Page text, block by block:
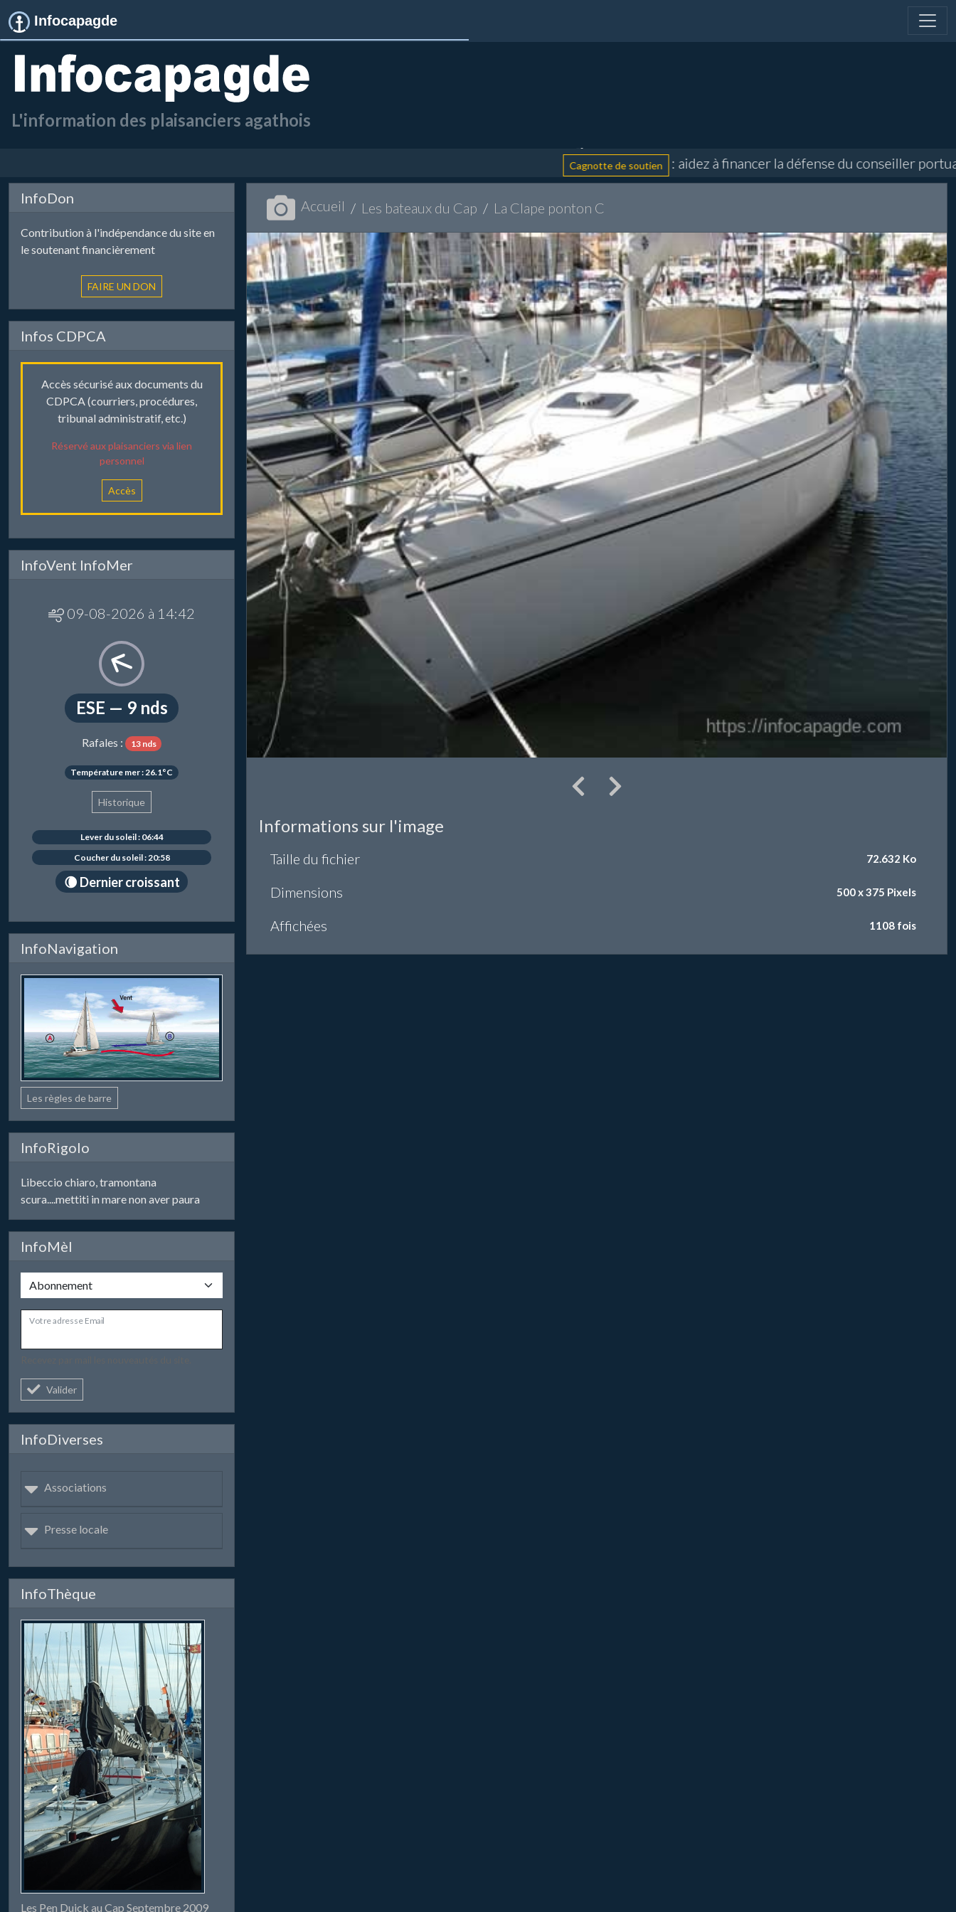
Infocapagde
L'information des plaisanciers agathois
Cagnotte de soutien : aidez à financer la défense du conseiller portuaire
InfoDon
Contribution à l'indépendance du site en
le soutenant financièrement
Infos CDPCA
Accès sécurisé aux documents du
CDPCA (courriers, procédures,
tribunal administratif, etc.)
Réservé aux plaisanciers via lien
personnel
Accès
InfoVent InfoMer
09-08-2026 à 14:42
ESE — 9 nds
Rafales : 13 nds
Température mer : 26.1°C
Historique
Lever du soleil : 06:44
Coucher du soleil : 20:58
🌘 Dernier croissant
InfoNavigation
Les règles de barre
InfoRigolo
Libeccio chiaro, tramontana
scura....mettiti in mare non aver paura
InfoMèl
Votre adresse Email
Valider
InfoDiverses
Associations
Presse locale
InfoThèque
Les Pen Duick au Cap Septembre 2009
Accueil Les bateaux du Cap La Clape ponton C
Informations sur l'image
Taille du fichier 72.632 Ko
Dimensions 500 x 375 Pixels
Affichées 1108 fois